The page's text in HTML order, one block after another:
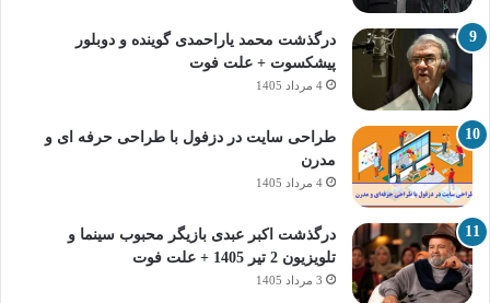
درگذشت محمد یاراحمدی گوینده و دوبلور
پیشکسوت + علت فوت
4 مرداد 1405
طراحی سایت در دزفول با طراحی حرفه‌ ای و
مدرن
4 مرداد 1405
درگذشت اکبر عبدی بازیگر محبوب سینما و
تلویزیون 2 تیر 1405 + علت فوت
3 مرداد 1405